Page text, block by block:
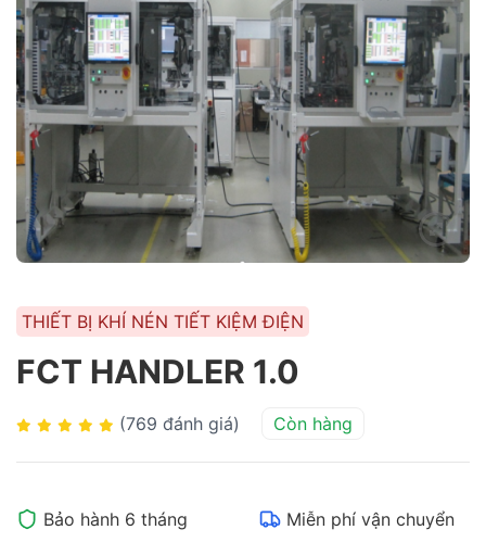
THIẾT BỊ KHÍ NÉN TIẾT KIỆM ĐIỆN
FCT HANDLER 1.0
(769 đánh giá) Còn hàng
Bảo hành 6 tháng Miễn phí vận chuyển